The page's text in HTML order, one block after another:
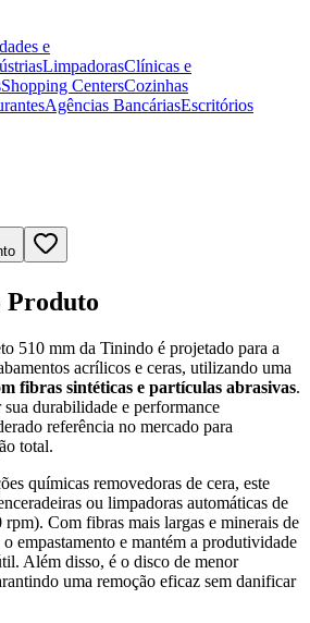
e
LimpadorasClínicas e
Shopping CentersCozinhas
Agências BancáriasEscritórios
Produto
510 mm da Tinindo é projetado para a
acrílicos e ceras, utilizando uma
fibras sintéticas e partículas abrasivas.
sua durabilidade e performance
referência no mercado para
total.
químicas removedoras de cera, este
ou limpadoras automáticas de
Com fibras mais largas e minerais de
empastamento e mantém a produtividade
Além disso, é o disco de menor
uma remoção eficaz sem danificar